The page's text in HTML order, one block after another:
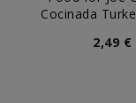
Cocinada
2,49 €